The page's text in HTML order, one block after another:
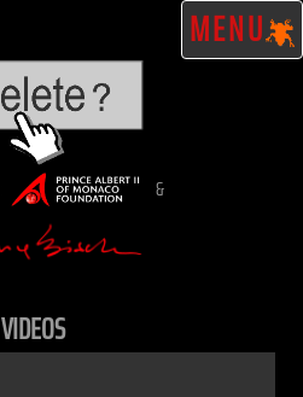
MENU
&
VIDEOS